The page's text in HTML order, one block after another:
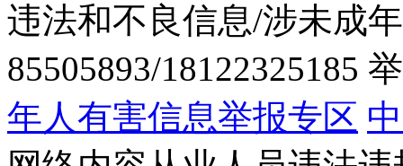
违法和不良信息/涉未成
85505893/18122325185
年人有害信息举报专区